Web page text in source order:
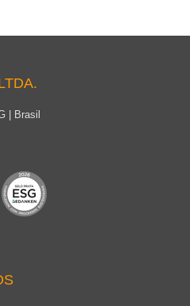
| Brasil